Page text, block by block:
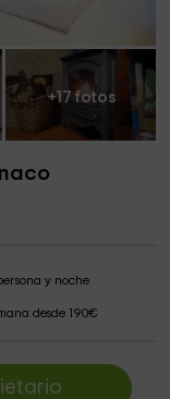
+17 fotos
y noche
desde 190€